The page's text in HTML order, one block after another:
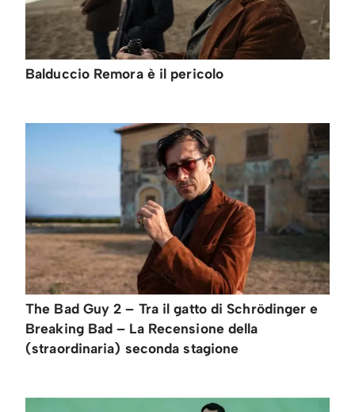
Balduccio Remora è il pericolo
The Bad Guy 2 – Tra il gatto di Schrödinger e
Breaking Bad – La Recensione della
(straordinaria) seconda stagione